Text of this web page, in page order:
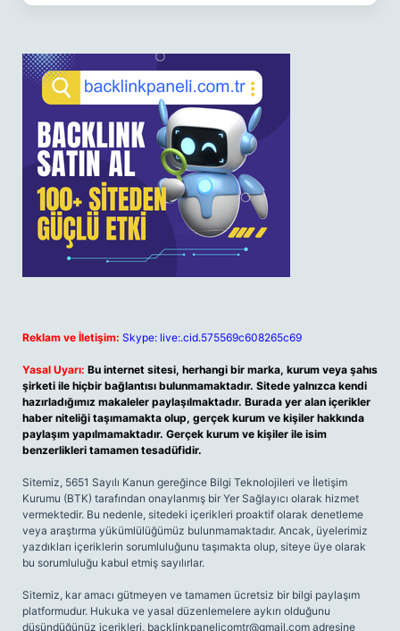
Reklam ve İletişim: Skype: live:.cid.575569c608265c69
Yasal Uyarı: Bu internet sitesi, herhangi bir marka, kurum veya şahıs
şirketi ile hiçbir bağlantısı bulunmamaktadır. Sitede yalnızca kendi
hazırladığımız makaleler paylaşılmaktadır. Burada yer alan içerikler
haber niteliği taşımamakta olup, gerçek kurum ve kişiler hakkında
paylaşım yapılmamaktadır. Gerçek kurum ve kişiler ile isim
benzerlikleri tamamen tesadüfidir.
Sitemiz, 5651 Sayılı Kanun gereğince Bilgi Teknolojileri ve İletişim
Kurumu (BTK) tarafından onaylanmış bir Yer Sağlayıcı olarak hizmet
vermektedir. Bu nedenle, sitedeki içerikleri proaktif olarak denetleme
veya araştırma yükümlülüğümüz bulunmamaktadır. Ancak, üyelerimiz
yazdıkları içeriklerin sorumluluğunu taşımakta olup, siteye üye olarak
bu sorumluluğu kabul etmiş sayılırlar.
Sitemiz, kar amacı gütmeyen ve tamamen ücretsiz bir bilgi paylaşım
platformudur. Hukuka ve yasal düzenlemelere aykırı olduğunu
düşündüğünüz içerikleri, backlinkpanelicomtr@gmail.com adresine